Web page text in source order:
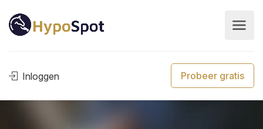
Inloggen Probeer gratis